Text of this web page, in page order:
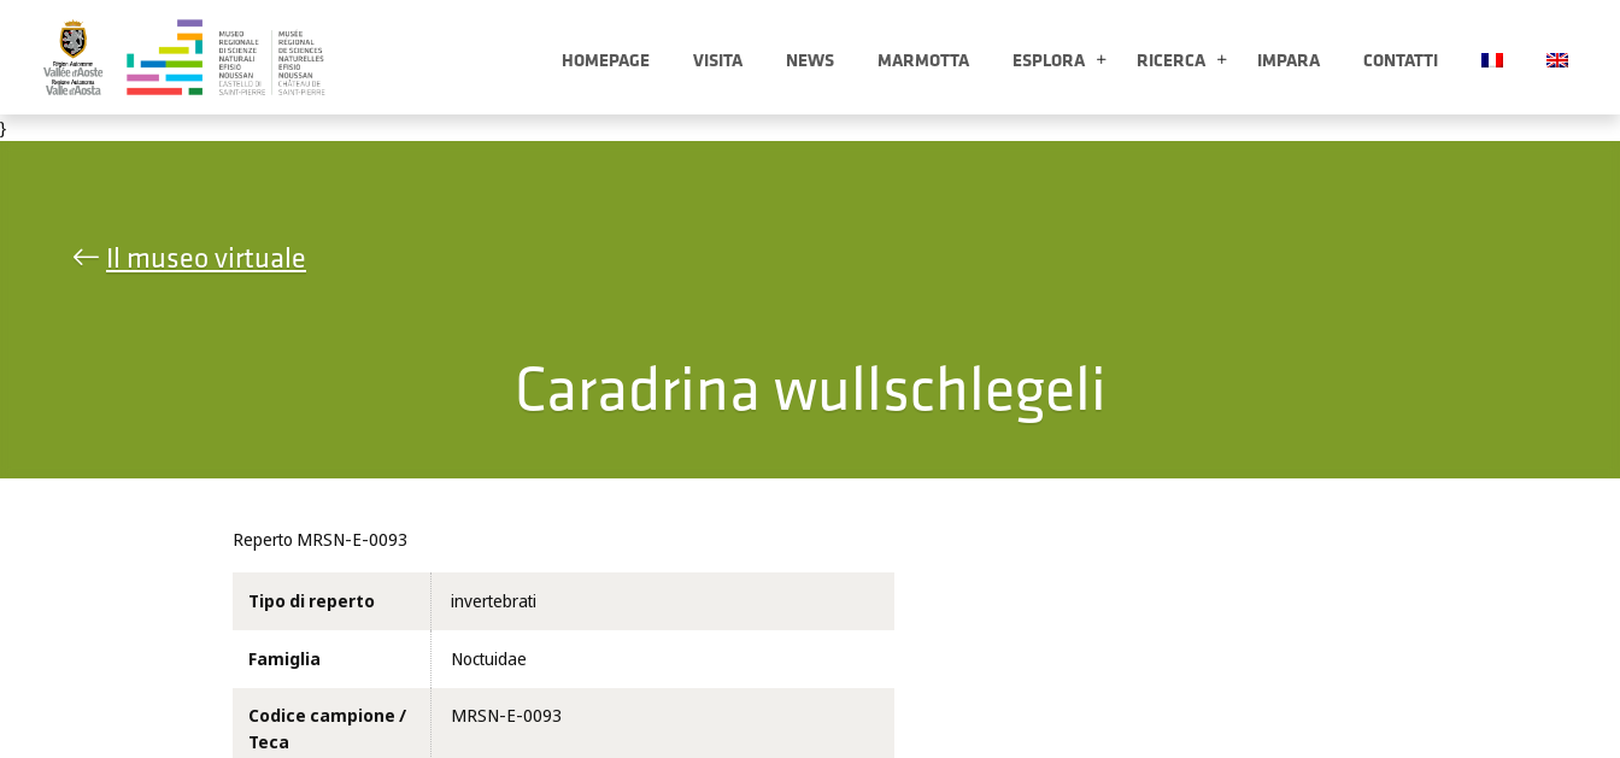
HOMEPAGE VISITA NEWS MARMOTTA ESPLORA RICERCA IMPARA CONTATTI
}
Il museo virtuale
Caradrina wullschlegeli
Reperto MRSN-E-0093
Tipo di reperto invertebrati
Famiglia Noctuidae
Codice campione /
Teca
MRSN-E-0093